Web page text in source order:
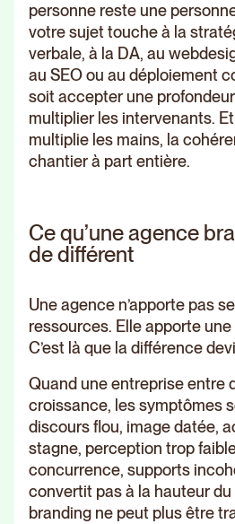
personne reste une
votre sujet touche à la
verbale, à la DA, au
au SEO ou au déploiement
soit accepter une
multiplier les intervenants. Et
multiplie les mains, la
chantier à part entière.
Ce qu’une agence
de différent
Une agence n’apporte pas
ressources. Elle apporte une
C’est là que la différence
Quand une entreprise entre
croissance, les symptômes
discours flou, image datée,
stagne, perception trop
concurrence, supports
convertit pas à la hauteur
branding ne peut plus être